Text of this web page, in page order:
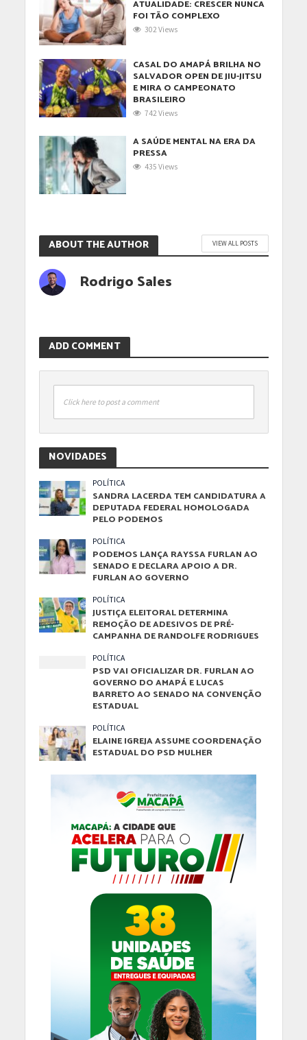
ATUALIDADE: CRESCER NUNCA
FOI TÃO COMPLEXO
302 Views
CASAL DO AMAPÁ BRILHA NO
SALVADOR OPEN DE JIU-JITSU
E MIRA O CAMPEONATO
BRASILEIRO
742 Views
A SAÚDE MENTAL NA ERA DA
PRESSA
435 Views
ABOUT THE AUTHOR VIEW ALL POSTS
Rodrigo Sales
ADD COMMENT
Click here to post a comment
NOVIDADES
POLÍTICA
SANDRA LACERDA TEM CANDIDATURA A
DEPUTADA FEDERAL HOMOLOGADA
PELO PODEMOS
POLÍTICA
PODEMOS LANÇA RAYSSA FURLAN AO
SENADO E DECLARA APOIO A DR.
FURLAN AO GOVERNO
POLÍTICA
JUSTIÇA ELEITORAL DETERMINA
REMOÇÃO DE ADESIVOS DE PRÉ-
CAMPANHA DE RANDOLFE RODRIGUES
POLÍTICA
PSD VAI OFICIALIZAR DR. FURLAN AO
GOVERNO DO AMAPÁ E LUCAS
BARRETO AO SENADO NA CONVENÇÃO
ESTADUAL
POLÍTICA
ELAINE IGREJA ASSUME COORDENAÇÃO
ESTADUAL DO PSD MULHER